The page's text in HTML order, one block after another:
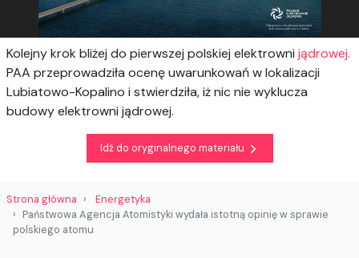
Kolejny krok bliżej do pierwszej polskiej elektrowni jądrowej.
PAA przeprowadziła ocenę uwarunkowań w lokalizacji
Lubiatowo-Kopalino i stwierdziła, iż nic nie wyklucza
budowy elektrowni jądrowej.
Idź do oryginalnego materiału
Strona główna
Energetyka
Państwowa Agencja Atomistyki wydała istotną opinię w sprawie
polskiego atomu